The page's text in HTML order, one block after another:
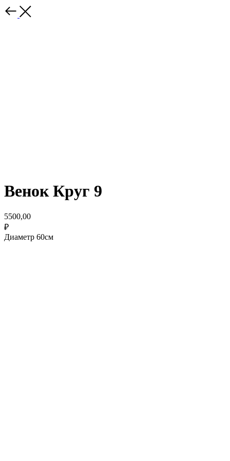
Венок Круг 9
5500,00
₽
Диаметр 60см